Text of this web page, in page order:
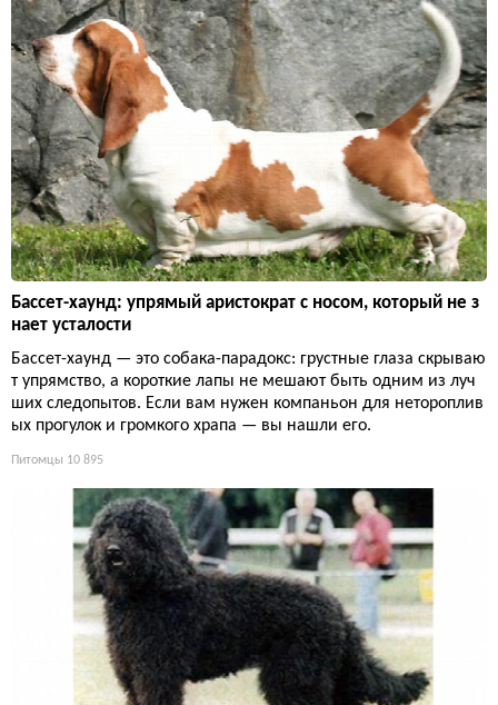
Бассет-хаунд: упрямый аристократ с носом, который не з
нает усталости
Бассет-хаунд — это собака-парадокс: грустные глаза скрываю
т упрямство, а короткие лапы не мешают быть одним из луч
ших следопытов. Если вам нужен компаньон для нетороплив
ых прогулок и громкого храпа — вы нашли его.
Питомцы 10 895